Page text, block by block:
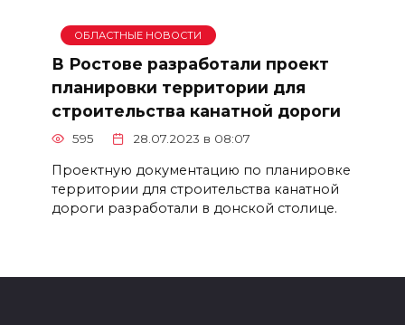
ОБЛАСТНЫЕ НОВОСТИ
В Ростове разработали проект
планировки территории для
строительства канатной дороги
595 28.07.2023 в 08:07
Проектную документацию по планировке
территории для строительства канатной
дороги разработали в донской столице.